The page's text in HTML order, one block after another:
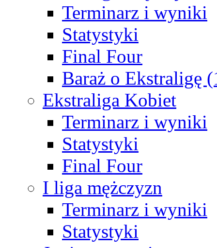
Terminarz i wyniki
Statystyki
Final Four
Baraż o Ekstraligę
Ekstraliga Kobiet
Terminarz i wyniki
Statystyki
Final Four
I liga mężczyzn
Terminarz i wyniki
Statystyki